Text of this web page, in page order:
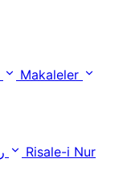
Makaleler
Risale-i Nur